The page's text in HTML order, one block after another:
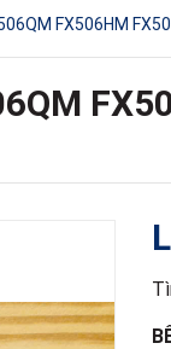
FX506HM